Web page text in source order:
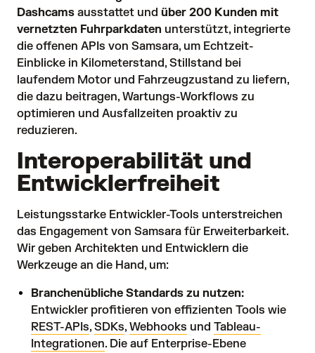
Dashcams ausstattet und über 200 Kunden mit
vernetzten Fuhrparkdaten unterstützt, integrierte
die offenen APIs von Samsara, um Echtzeit-
Einblicke in Kilometerstand, Stillstand bei
laufendem Motor und Fahrzeugzustand zu liefern,
die dazu beitragen, Wartungs-Workflows zu
optimieren und Ausfallzeiten proaktiv zu
reduzieren.
Interoperabilität und
Entwicklerfreiheit
Leistungsstarke Entwickler-Tools unterstreichen
das Engagement von Samsara für Erweiterbarkeit.
Wir geben Architekten und Entwicklern die
Werkzeuge an die Hand, um:
Branchenübliche Standards zu nutzen:
Entwickler profitieren von effizienten Tools wie
REST-APIs, SDKs, Webhooks und Tableau-
Integrationen. Die auf Enterprise-Ebene